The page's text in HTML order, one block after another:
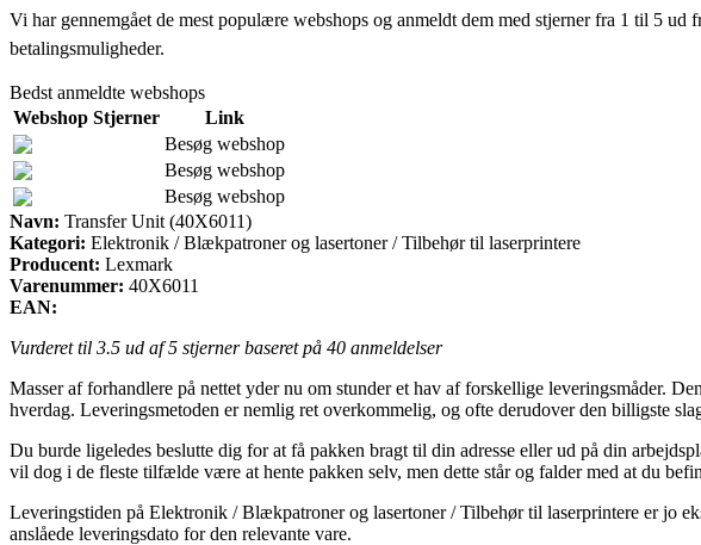
Vi har gennemgået de mest populære webshops og anmeldt dem med stjerner fra 1 til 5
betalingsmuligheder.
Bedst anmeldte webshops
Webshop Stjerner
Link
Besøg webshop
Besøg webshop
Besøg webshop
Navn: Transfer Unit (40X6011)
Kategori: Elektronik / Blækpatroner og lasertoner / Tilbehør til laserprintere
Producent: Lexmark
Varenummer: 40X6011
EAN:
Vurderet til 3.5 ud af 5 stjerner baseret på 40 anmeldelser
Masser af forhandlere på nettet yder nu om stunder et hav af forskellige leveringsmåder.
hverdag. Leveringsmetoden er nemlig ret overkommelig, og ofte derudover den billigste
Du burde ligeledes beslutte dig for at få pakken bragt til din adresse eller ud på din
vil dog i de fleste tilfælde være at hente pakken selv, men dette står og falder med at du
Leveringstiden på Elektronik / Blækpatroner og lasertoner / Tilbehør til laserprintere er jo
anslåede leveringsdato for den relevante vare.